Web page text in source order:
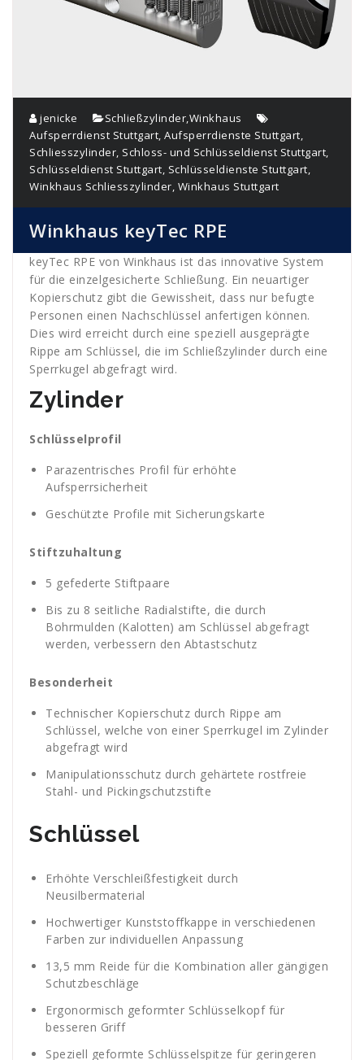
jenicke Schließzylinder,Winkhaus
Aufsperrdienst Stuttgart, Aufsperrdienste Stuttgart,
Schliesszylinder, Schloss- und Schlüsseldienst Stuttgart,
Schlüsseldienst Stuttgart, Schlüsseldienste Stuttgart,
Winkhaus Schliesszylinder, Winkhaus Stuttgart
Winkhaus keyTec RPE
keyTec RPE von Winkhaus ist das innovative System
für die einzelgesicherte Schließung. Ein neuartiger
Kopierschutz gibt die Gewissheit, dass nur befugte
Personen einen Nachschlüssel anfertigen können.
Dies wird erreicht durch eine speziell ausgeprägte
Rippe am Schlüssel, die im Schließzylinder durch eine
Sperrkugel abgefragt wird.
Zylinder
Schlüsselprofil
Parazentrisches Profil für erhöhte
Aufsperrsicherheit
Geschützte Profile mit Sicherungskarte
Stiftzuhaltung
5 gefederte Stiftpaare
Bis zu 8 seitliche Radialstifte, die durch
Bohrmulden (Kalotten) am Schlüssel abgefragt
werden, verbessern den Abtastschutz
Besonderheit
Technischer Kopierschutz durch Rippe am
Schlüssel, welche von einer Sperrkugel im Zylinder
abgefragt wird
Manipulationsschutz durch gehärtete rostfreie
Stahl- und Pickingschutzstifte
Schlüssel
Erhöhte Verschleißfestigkeit durch
Neusilbermaterial
Hochwertiger Kunststoffkappe in verschiedenen
Farben zur individuellen Anpassung
13,5 mm Reide für die Kombination aller gängigen
Schutzbeschläge
Ergonormisch geformter Schlüsselkopf für
besseren Griff
Speziell geformte Schlüsselspitze für geringeren